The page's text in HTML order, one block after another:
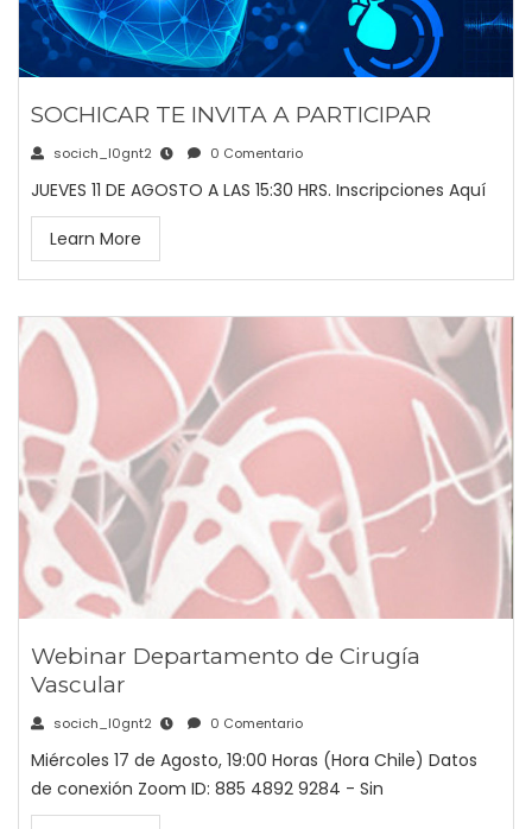
SOCHICAR TE INVITA A PARTICIPAR
socich_l0gnt2 0 Comentario
JUEVES 11 DE AGOSTO A LAS 15:30 HRS. Inscripciones Aquí
Learn More
Webinar Departamento de Cirugía
Vascular
socich_l0gnt2 0 Comentario
Miércoles 17 de Agosto, 19:00 Horas (Hora Chile) Datos
de conexión Zoom ID: 885 4892 9284 - Sin